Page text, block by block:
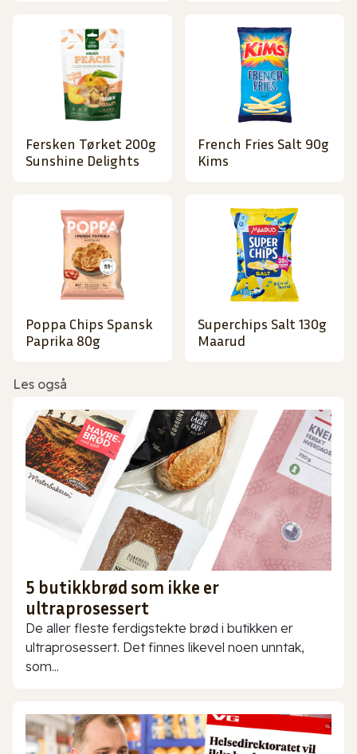
Fersken Tørket 200g
Sunshine Delights
French Fries Salt 90g
Kims
Poppa Chips Spansk
Paprika 80g
Superchips Salt 130g
Maarud
Les også
5 butikkbrød som ikke er
ultraprosessert
De aller fleste ferdigstekte brød i butikken er
ultraprosessert. Det finnes likevel noen unntak,
som...